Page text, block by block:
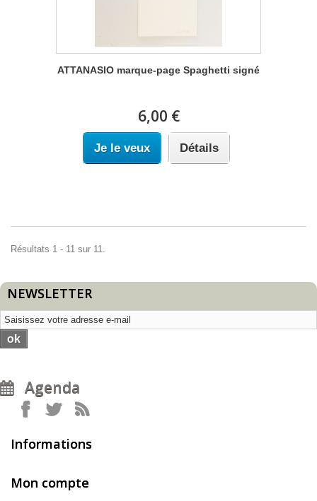
ATTANASIO marque-page Spaghetti signé
6,00 €
Je le veux Détails
Résultats 1 - 11 sur 11.
NEWSLETTER
ok
Agenda
Informations
Mon compte